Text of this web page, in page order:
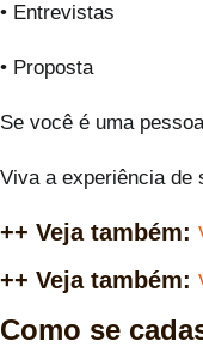
• Entrevistas
• Proposta
Se você é uma
Viva a experiência de
++ Veja também:
++ Veja também:
Como se